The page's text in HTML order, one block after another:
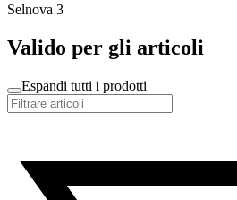
Selnova 3
Valido per gli articoli
Espandi tutti i prodotti